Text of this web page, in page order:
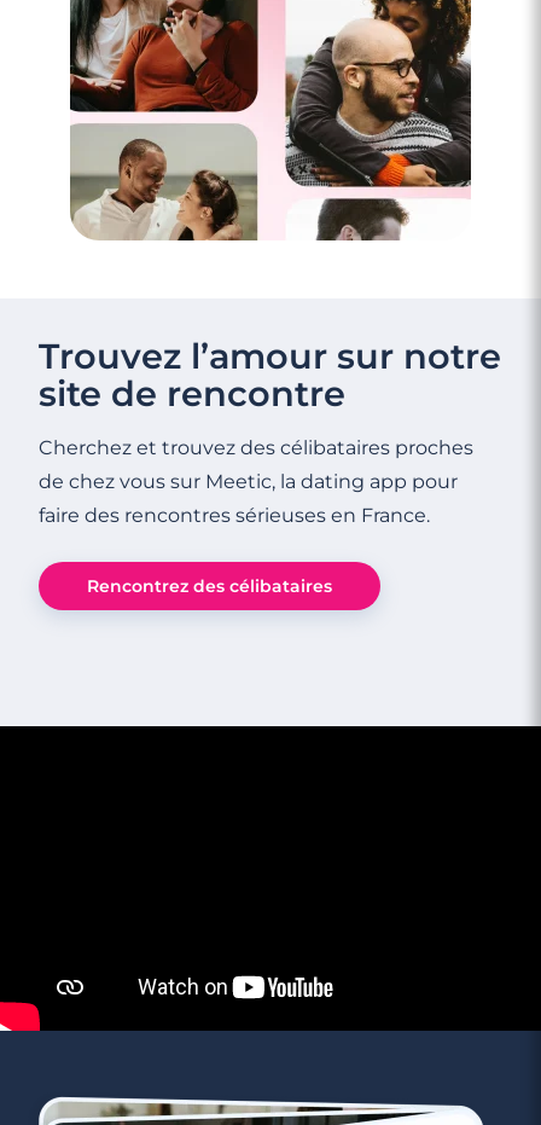
Trouvez l’amour sur notre
site de rencontre
Cherchez et trouvez des célibataires proches
de chez vous sur Meetic, la dating app pour
faire des rencontres sérieuses en France.
Rencontrez des célibataires